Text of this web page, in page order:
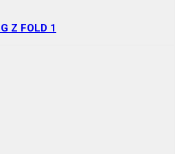
Z FOLD 1